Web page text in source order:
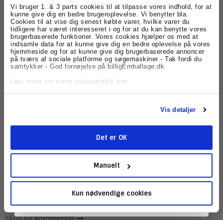
Vi bruger 1. & 3 parts cookies til at tilpasse vores indhold, for at
kunne give dig en bedre brugeroplevelse. Vi benytter bla.
Cookies til at vise dig senest købte varer, hvilke varer du
tidligere har været interesseret i og for at du kan benytte vores
brugerbaserede funktioner. Vores cookies hjælper os med at
indsamle data for at kunne give dig en bedre oplevelse på vores
hjemmeside og for at kunne give dig brugerbaserede annoncer
på tværs af sociale platforme og søgemaskiner - Tak fordi du
samtykker - God fornøjelse på billigEmballage.dk
Læs mere om vores cookiepolitik
her
Vis detaljer
Det er OK
Manuelt
Kun nødvendige cookies
Ny sofa?
AfHans Poulsen oprettet d.13/09 2017 under E-handel,Emballage
til forsendelse
Har du nogensinde prøvet at købe en helt ny sofa, og få den
leveret I dit hus eller lejlighed? Så kender du måske
situationen på nedenstående billede. Selvfølgelig er din nye
sofa godt...
Læs mere
AfGæsteindlæg af Heidie Sørensen oprettet d.13/09 2017 under
| 1
kommentar(er)
Den Europæiske Union fastsætter grænseværdier for
bestemte forurenende stoffer med det formål at nedbringe
tilstedeværelsen af disse forurenende stoffer i fødevarer og
emballage til de laveste niveauer....
Læs mere
Tilmeld dig
nyhedsbrevet
Få skarpe tilbud, nyheder og eksklusive
kundefordele, direkte i din indbakke.
Tilmeld